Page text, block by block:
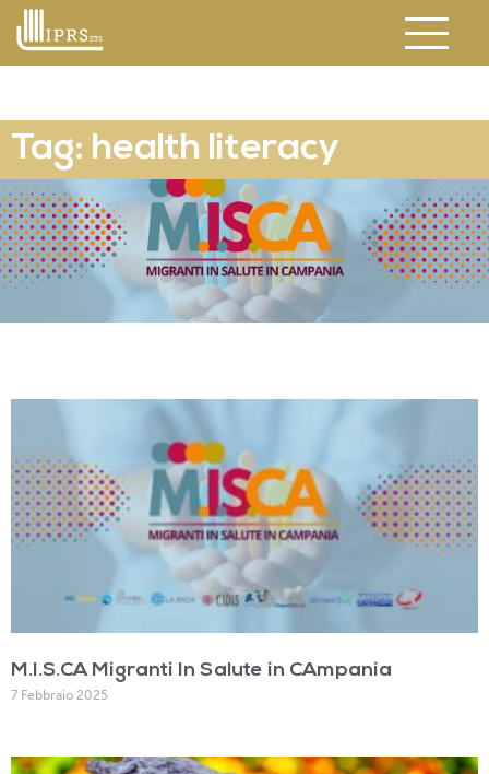
Tag: health literacy
M.I.S.CA Migranti In Salute in CAmpania
7 Febbraio 2025